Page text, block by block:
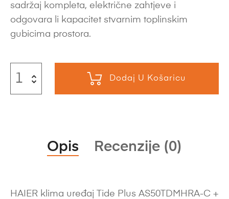
sadržaj kompleta, električne zahtjeve i
odgovara li kapacitet stvarnim toplinskim
gubicima prostora.
Dodaj U Košaricu
Opis Recenzije (0)
HAIER klima uređaj Tide Plus AS50TDMHRA-C +